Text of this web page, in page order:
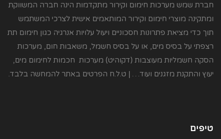
חברת שמש מערכות חימום וקירור מתקדמות הינה חברה המשווקת
ומתקינה מוצרי חימום וקירור המותאמים אישית לצרכי המשתמש
תוך כדי מציאת פתרונות חסכוניים ויעול עלויות אנרגיה כגון חימום תת
רצפתי על בסיס מים, או על בסיס חשמל, משאבות חום, מערכות
הסקה חשמליות מעוצבות (דקוהיט) מערכות חכמות לחימום מים,
יעוץ והתקנת מזגנים ועוד… | ט.ל.ח הפרטים באתר להמחשה בלבד.
טיפים